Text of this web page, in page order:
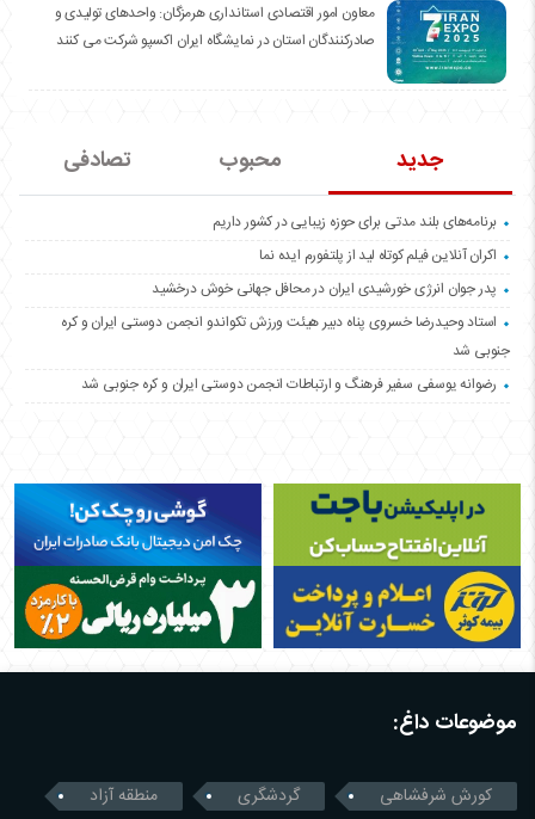
معاون امور اقتصادی استانداری هرمزگان: واحدهای تولیدی و
صادرکنندگان استان در نمایشگاه ایران اکسپو شرکت می کنند
جدید محبوب تصادفی
برنامه‌های بلند مدتی برای حوزه زیبایی در کشور داریم
اکران آنلاین فیلم کوتاه لید از پلتفورم ایده نما
پدر جوان انرژی خورشیدی ایران در محافل جهانی خوش درخشید
استاد وحیدرضا خسروی پناه دبیر هیئت ورزش تکواندو انجمن دوستی ایران و کره
جنوبی شد
رضوانه یوسفی سفیر فرهنگ و ارتباطات انجمن دوستی ایران و کره جنوبی شد
موضوعات داغ:
کورش شرفشاهی گردشگری منطقه آزاد